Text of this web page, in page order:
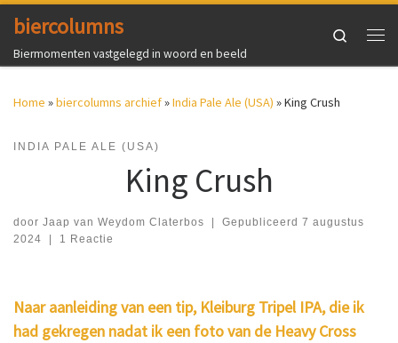
Ga naar inhoud
biercolumns
Biermomenten vastgelegd in woord en beeld
Search
Home »biercolumns archief»India Pale Ale (USA) »King Crush
INDIA PALE ALE (USA)
King Crush
door Jaap van Weydom Claterbos Gepubliceerd 7 augustus
2024
1 Reactie
Naar aanleiding van een tip, Kleiburg Tripel IPA, die ik
had gekregen nadat ik een foto van de Heavy Cross